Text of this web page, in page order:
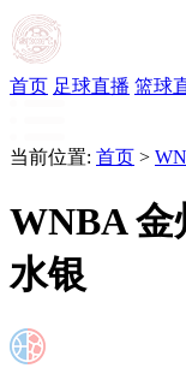
首页 足球直播 篮球
当前位置: 首页 >
WNBA 金
水银